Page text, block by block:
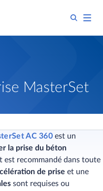
MasterSet
AC 360 est un
la prise du béton
est recommandé dans toute
de prise et une
sont requises ou